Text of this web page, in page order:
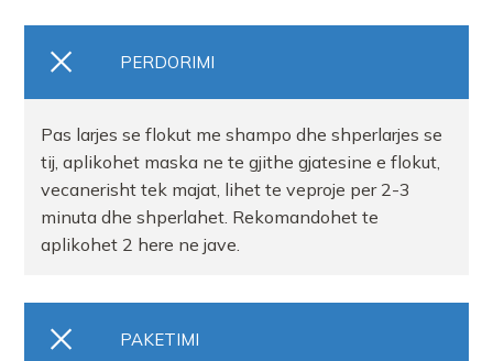
PERDORIMI
Pas larjes se flokut me shampo dhe shperlarjes se
tij, aplikohet maska ne te gjithe gjatesine e flokut,
vecanerisht tek majat, lihet te veproje per 2-3
minuta dhe shperlahet. Rekomandohet te
aplikohet 2 here ne jave.
PAKETIMI